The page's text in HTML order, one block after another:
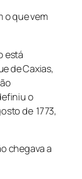
o que vem
está
de Caxias,
o
de 1773,
chegava a